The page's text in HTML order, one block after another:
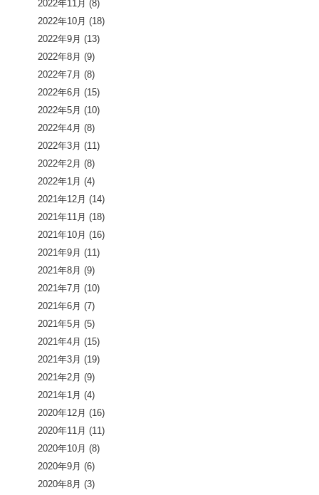
2022年11月 (8)
2022年10月 (18)
2022年9月 (13)
2022年8月 (9)
2022年7月 (8)
2022年6月 (15)
2022年5月 (10)
2022年4月 (8)
2022年3月 (11)
2022年2月 (8)
2022年1月 (4)
2021年12月 (14)
2021年11月 (18)
2021年10月 (16)
2021年9月 (11)
2021年8月 (9)
2021年7月 (10)
2021年6月 (7)
2021年5月 (5)
2021年4月 (15)
2021年3月 (19)
2021年2月 (9)
2021年1月 (4)
2020年12月 (16)
2020年11月 (11)
2020年10月 (8)
2020年9月 (6)
2020年8月 (3)